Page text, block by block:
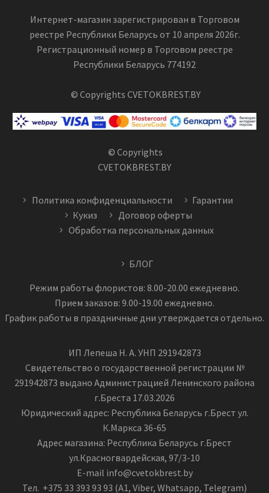
Интернет-магазин зарегистрирован в Торговом
реестре Республики Беларусь от 10 апреля 2026г.
Регистрационный номер в Торговом реестре
Республики Беларусь 774192
© Copyrights CVETOKBREST.BY
© Copyrights
CVETOKBREST.BY
Политика конфиденциальности
Гарантии
Кукиз
Договор оферты
Обработка персональных данных
БЛОГ
Режим работы флористов: 8.00-20.00 ежедневно.
Прием заказов: 9.00-19.00 ежедневно.
График работы в праздничные дни утверждается отдельно.
ИП Лепеша Н. А. УНП 291942873
Свидетельство о государственной регистрации №
291942873 выдано Администрацией Ленинского района
г.Бреста 17.03.2026
Юридический адрес: Республика Беларусь г.Брест ул.
К.Маркса 36-65
Адрес магазина: Республика Беларусь г.Брест
ул.Красногвардейская, 97/3-10
E-mail info@cvetokbrest.by
Тел. +375 33 393 93 93 (А1, Viber, Whatsapp, Telegram)